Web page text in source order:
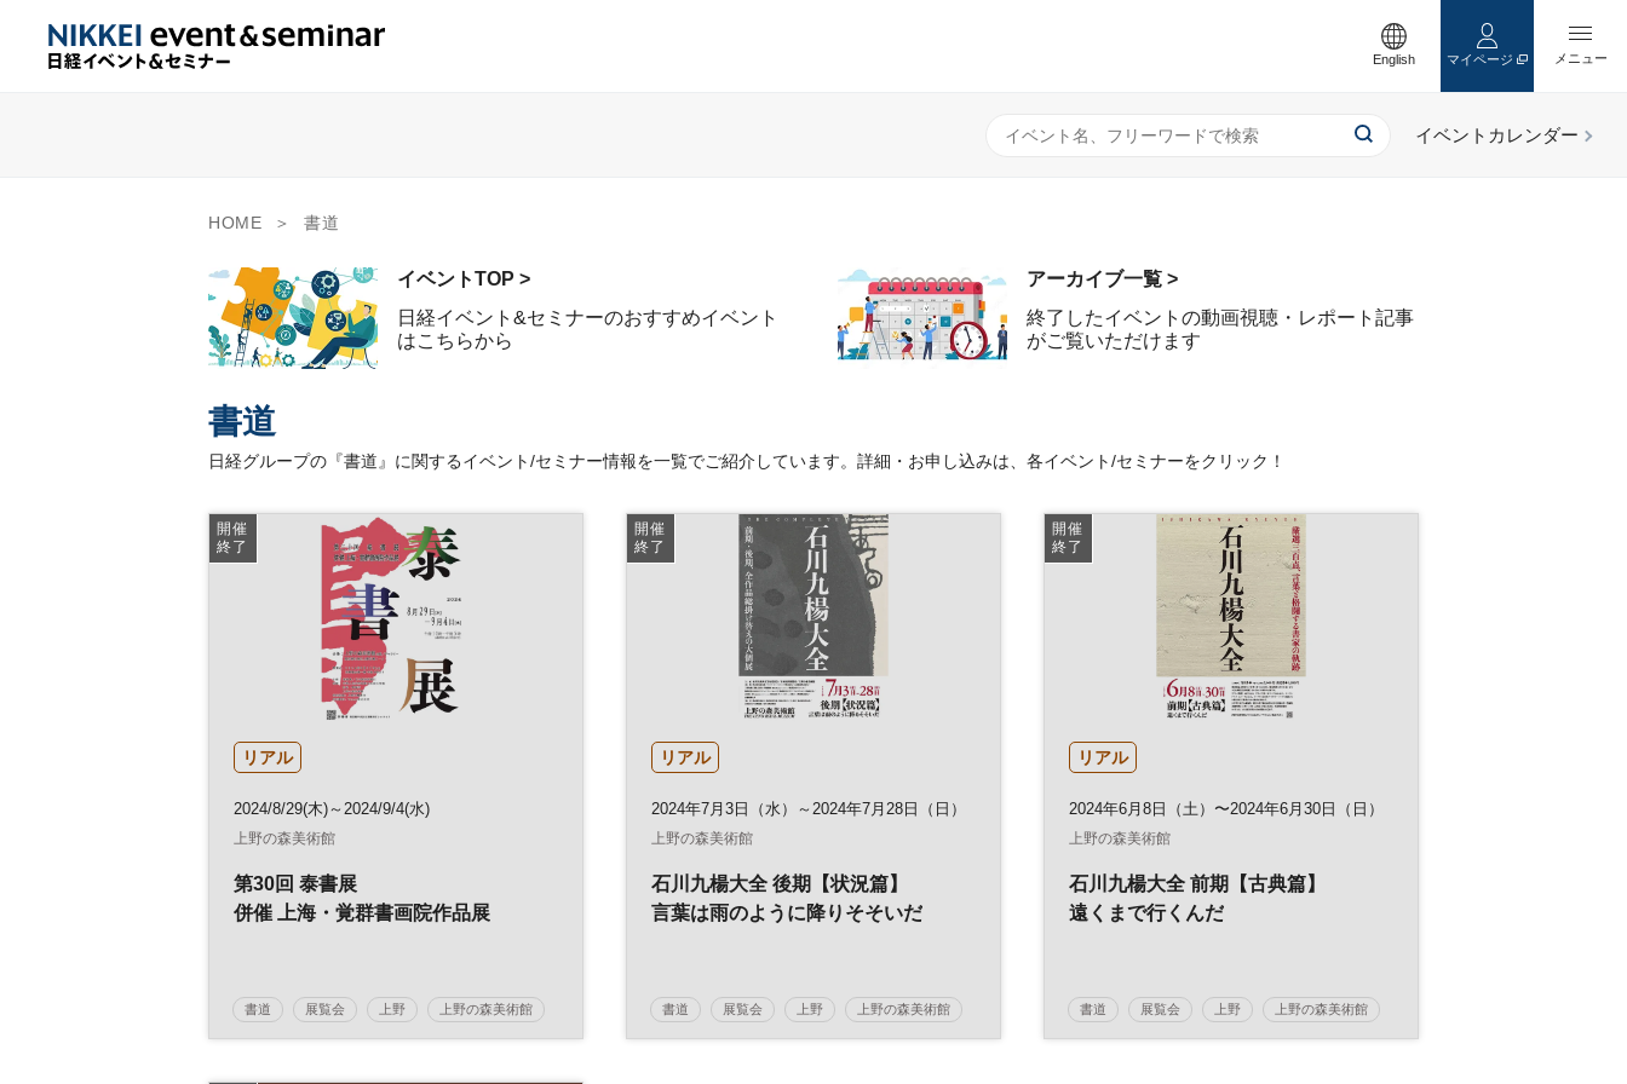
English マイページ
HOME 書道
イベントTOP >
日経イベント&セミナーのおすすめイベント
はこちらから
アーカイブ一覧 >
終了したイベントの動画視聴・レポート記事
がご覧いただけます
書道
日経グループの『書道』に関するイベント/セミナー情報を一覧でご紹介しています。詳細・お申し込みは、各イベント/セミナーをクリック！
開催
終了
リアル
2024/8/29(木)～2024/9/4(水)
上野の森美術館
第30回 泰書展
併催 上海・覚群書画院作品展
書道 展覧会 上野 上野の森美術館
開催
終了
リアル
2024年7月3日（水）～2024年7月28日（日）
上野の森美術館
石川九楊大全 後期【状況篇】
言葉は雨のように降りそそいだ
書道 展覧会 上野 上野の森美術館
開催
終了
リアル
2024年6月8日（土）〜2024年6月30日（日）
上野の森美術館
石川九楊大全 前期【古典篇】
遠くまで行くんだ
書道 展覧会 上野 上野の森美術館